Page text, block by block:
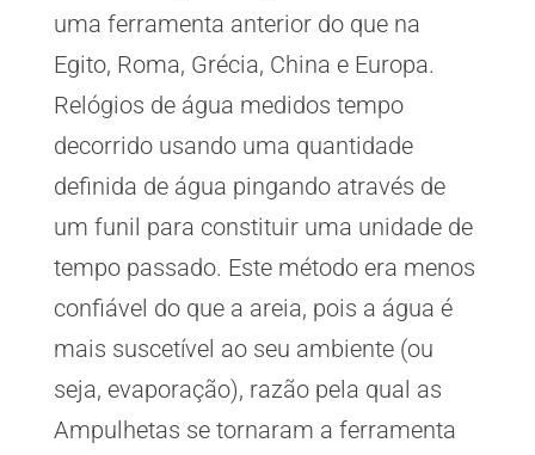
uma ferramenta anterior do que na
Egito, Roma, Grécia, China e Europa.
Relógios de água medidos tempo
decorrido usando uma quantidade
definida de água pingando através de
um funil para constituir uma unidade de
tempo passado. Este método era menos
confiável do que a areia, pois a água é
mais suscetível ao seu ambiente (ou
seja, evaporação), razão pela qual as
Ampulhetas se tornaram a ferramenta